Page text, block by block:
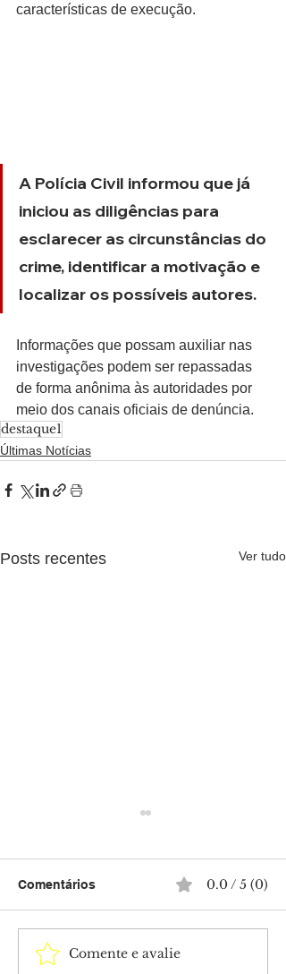
características de execução.
A Polícia Civil informou que já
iniciou as diligências para
esclarecer as circunstâncias do
crime, identificar a motivação e
localizar os possíveis autores.
Informações que possam auxiliar nas
investigações podem ser repassadas
de forma anônima às autoridades por
meio dos canais oficiais de denúncia.
destaque1
Últimas Notícias
Posts recentes Ver tudo
Isabella Arantes
Comentários 0.0 / 5 (0)
Comente e avalie